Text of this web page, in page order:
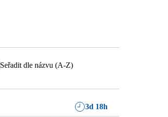
Seřadit dle názvu (A-Z)
3d 18h